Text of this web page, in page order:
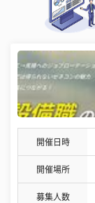
開催日時
開催場所
募集人数